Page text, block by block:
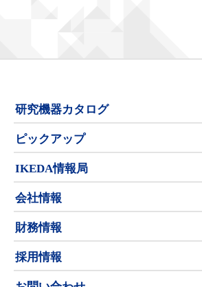
研究機器カタログ
ピックアップ
IKEDA情報局
会社情報
財務情報
採用情報